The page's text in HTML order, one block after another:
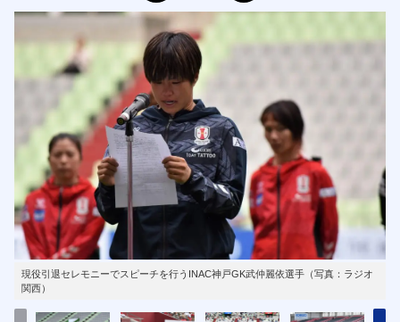
現役引退セレモニーでスピーチを行うINAC神戸GK武仲麗依選手（写真：ラジオ
関西）